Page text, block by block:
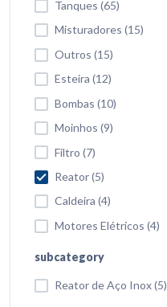
Tanques (65)
Misturadores (15)
Outros (15)
Esteira (12)
Bombas (10)
Moinhos (9)
Filtro (7)
Reator (5)
Caldeira (4)
Motores Elétricos (4)
subcategory
Reator de Aço Inox (5)